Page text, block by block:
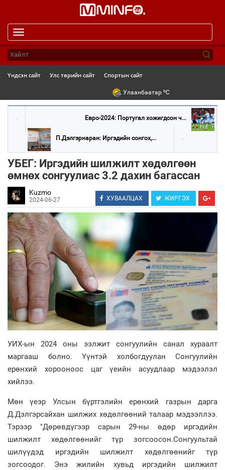
navigation
Үндсэн сайт Улс төрийн сайт Спортын сайт
Улаанбаатар oC
Евро-2024: Португал хожигдсон ч...
П.Дэлгэрнаран: Иргэдийн сонгох,...
УБЕГ: Иргэдийн шилжилт хөдөлгөөн
өмнөх сонгуулиас 3.2 дахин багассан
Kuzmo
2024-06-27 ХУВААЛЦАХ ЖИРГЭХ
УИХ-ын 2024 оны ээлжит сонгуулийн санал хураалт
маргааш болно. Үүнтэй холбогдуулан Сонгуулийн
ерөнхий хорооноос цаг үеийн асуудлаар мэдээлэл
хийлээ.
Мөн үеэр Улсын бүртгэлийн ерөнхий газрын дарга
Д.Дэлгэрсайхан шилжих хөдөлгөөний талаар мэдээллээ.
Тэрээр "Дөрөвдүгээр сарын 29-ны өдөр иргэдийн
шилжилт хөдөлгөөнийг түр зогсоосон.Сонгуультай
шилүүдэд иргэдийн шилжилт хөдөлгөөнийг түр
зогсоодог. Энэ жилийн хувьд иргэдийн шилжилт